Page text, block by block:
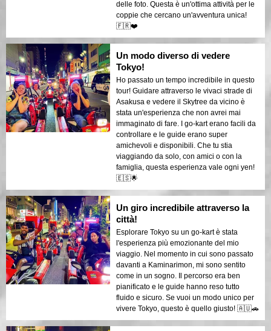
delle foto. Questa è un'ottima attività per le
coppie che cercano un'avventura unica!
🇫🇷❤️
Un modo diverso di vedere
Tokyo!
Ho passato un tempo incredibile in questo
tour! Guidare attraverso le vivaci strade di
Asakusa e vedere il Skytree da vicino è
stata un'esperienza che non avrei mai
immaginato di fare. I go-kart erano facili da
controllare e le guide erano super
amichevoli e disponibili. Che tu stia
viaggiando da solo, con amici o con la
famiglia, questa esperienza vale ogni yen!
🇪🇸🌟
Un giro incredibile attraverso la
città!
Esplorare Tokyo su un go-kart è stata
l'esperienza più emozionante del mio
viaggio. Nel momento in cui sono passato
davanti a Kaminarimon, mi sono sentito
come in un sogno. Il percorso era ben
pianificato e le guide hanno reso tutto
fluido e sicuro. Se vuoi un modo unico per
vivere Tokyo, questo è quello giusto! 🇦🇺🚗